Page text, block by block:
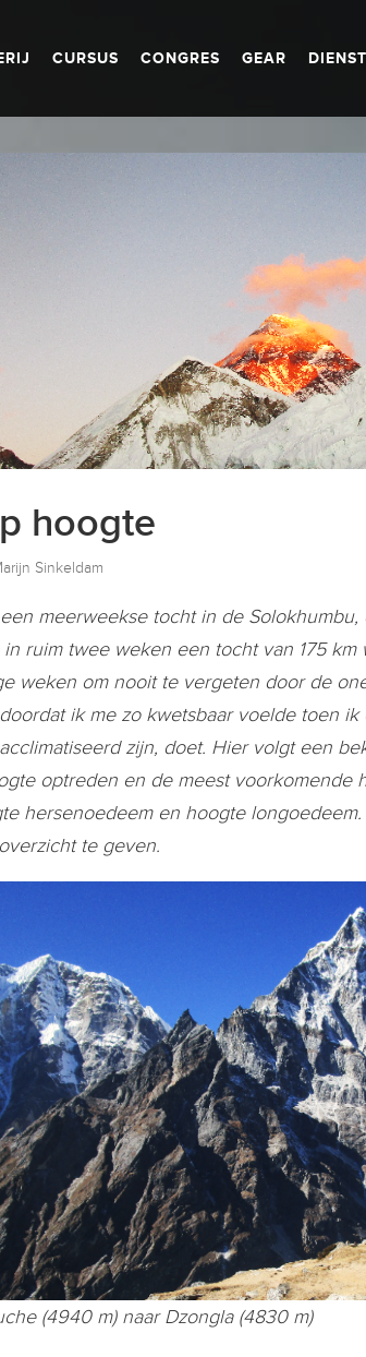
CURSUS CONGRES GEAR
hoogte
Sinkeldam
meerweekse tocht in de
ruim twee weken een tocht van 175
weken om nooit te vergeten door de
ik me zo kwetsbaar voelde toen
zijn, doet. Hier volgt een
optreden en de meest voorkomende
hersenoedeem en hoogte
te geven.
(4940 m) naar Dzongla (4830 m)